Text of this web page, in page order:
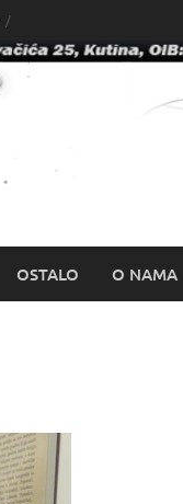
OSTALO O NAMA